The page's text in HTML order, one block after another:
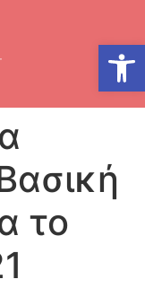
το